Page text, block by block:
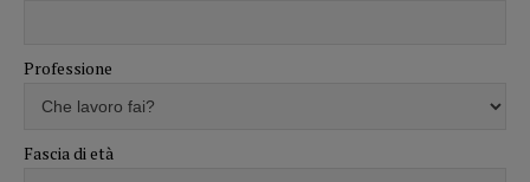
Professione
Fascia di età